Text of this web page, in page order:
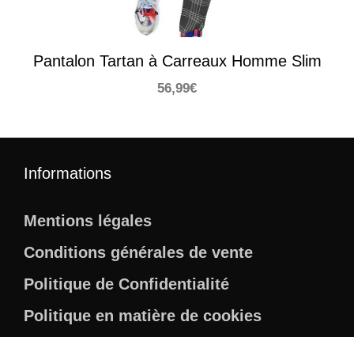
Pantalon Tartan à Carreaux Homme Slim
56,99€
Informations
Mentions légales
Conditions générales de vente
Politique de Confidentialité
Politique en matière de cookies